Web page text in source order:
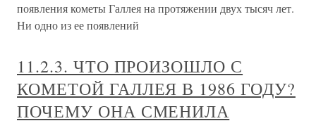
появления кометы Галлея на протяжении двух тысяч лет.
Ни одно из ее появлений
11.2.3. ЧТО ПРОИЗОШЛО С
КОМЕТОЙ ГАЛЛЕЯ В 1986 ГОДУ?
ПОЧЕМУ ОНА СМЕНИЛА